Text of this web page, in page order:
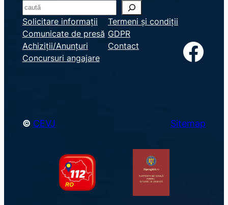
S
e
a
r
c
Solicitare informații
Comunicate de presă
Achiziții/Anunțuri
Concursuri angajare
Termeni și condiții
GDPR
Contact
Facebook
© CEVJ Sitemap